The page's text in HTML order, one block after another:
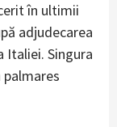
în ultimii
adjudecarea
Italiei. Singura